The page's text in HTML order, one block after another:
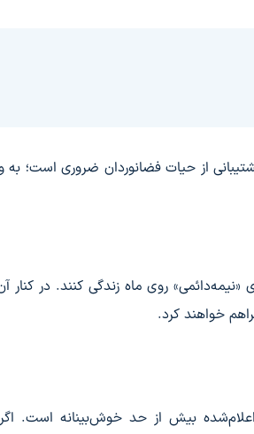
از حیات فضانوردان ضروری است؛ به
بتوانند در اقامتگاه‌های «نیمه‌دائمی» روی ماه زندگی کنند. در
خواهند کرد.
بیش از حد خوش‌بینانه است.